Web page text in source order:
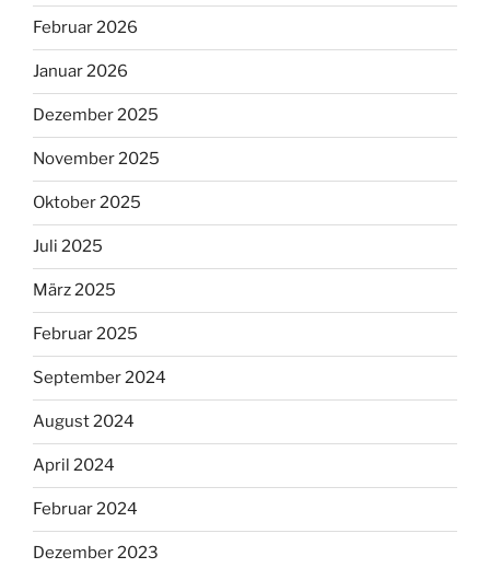
Februar 2026
Januar 2026
Dezember 2025
November 2025
Oktober 2025
Juli 2025
März 2025
Februar 2025
September 2024
August 2024
April 2024
Februar 2024
Dezember 2023